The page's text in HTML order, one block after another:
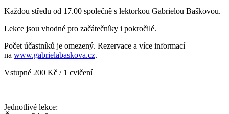
Každou středu od 17.00 společně s lektorkou Gabrielou Baškovou.
Lekce jsou vhodné pro začátečníky i pokročilé.
Počet účastníků je omezený. Rezervace a více informací
na www.gabrielabaskova.cz.
Vstupné 200 Kč / 1 cvičení
Jednotlivé lekce: